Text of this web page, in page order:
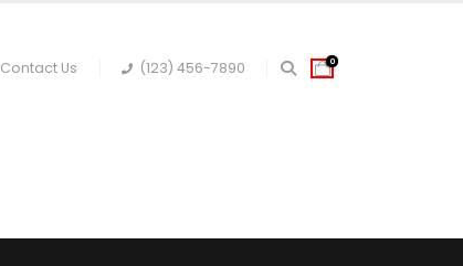
Contact Us (123) 456-7890 0